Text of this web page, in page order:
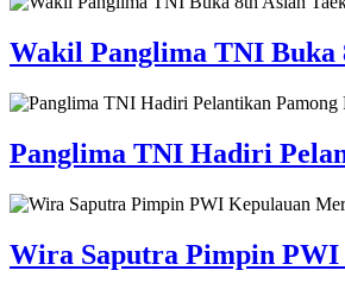
Wakil Panglima TNI Buka
Panglima TNI Hadiri
Wira Saputra Pimpin PWI